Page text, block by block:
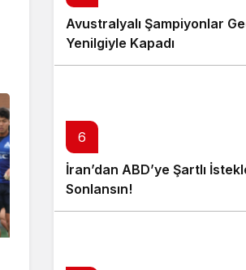
Avustralyalı Şampiyonlar
Yenilgiyle Kapadı
6
İran’dan ABD’ye Şartlı
Sonlansın!